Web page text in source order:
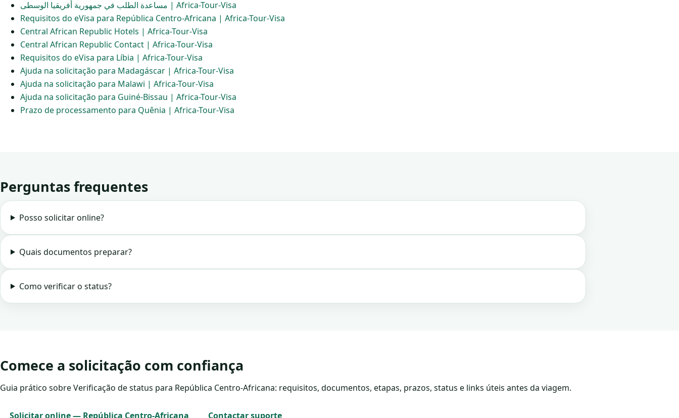
مساعدة الطلب في جمهورية أفريقيا الوسطى | Africa-Tour-Visa
Requisitos do eVisa para República Centro-Africana | Africa-Tour-Visa
Central African Republic Hotels | Africa-Tour-Visa
Central African Republic Contact | Africa-Tour-Visa
Requisitos do eVisa para Líbia | Africa-Tour-Visa
Ajuda na solicitação para Madagáscar | Africa-Tour-Visa
Ajuda na solicitação para Malawi | Africa-Tour-Visa
Ajuda na solicitação para Guiné-Bissau | Africa-Tour-Visa
Prazo de processamento para Quênia | Africa-Tour-Visa
Perguntas frequentes
Posso solicitar online?
Quais documentos preparar?
Como verificar o status?
Comece a solicitação com confiança
Guia prático sobre Verificação de status para República Centro-Africana: requisitos, documentos, etapas, prazos, status e links úteis antes da viagem.
Solicitar online — República Centro-Africana Contactar suporte